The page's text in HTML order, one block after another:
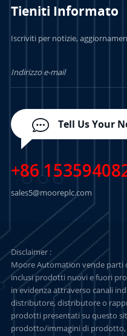
Tieniti Informato
Iscriviti per notizie,
Tell Us Your
+86
sales5@mooreplc.com
Disclaimer :
Moore Automation vende parti
inclusi prodotti nuovi e fuori
in evidenza attraverso canali
distributore, distributore o
prodotti presentati su questo
prodotto/immagini di prodotto,